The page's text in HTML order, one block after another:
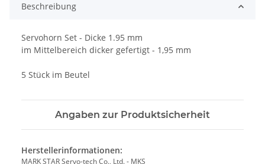
Beschreibung
Servohorn Set - Dicke 1.95 mm
im Mittelbereich dicker gefertigt - 1,95 mm
5 Stück im Beutel
Angaben zur Produktsicherheit
Herstellerinformationen:
MARK STAR Servo-tech Co., Ltd. - MKS